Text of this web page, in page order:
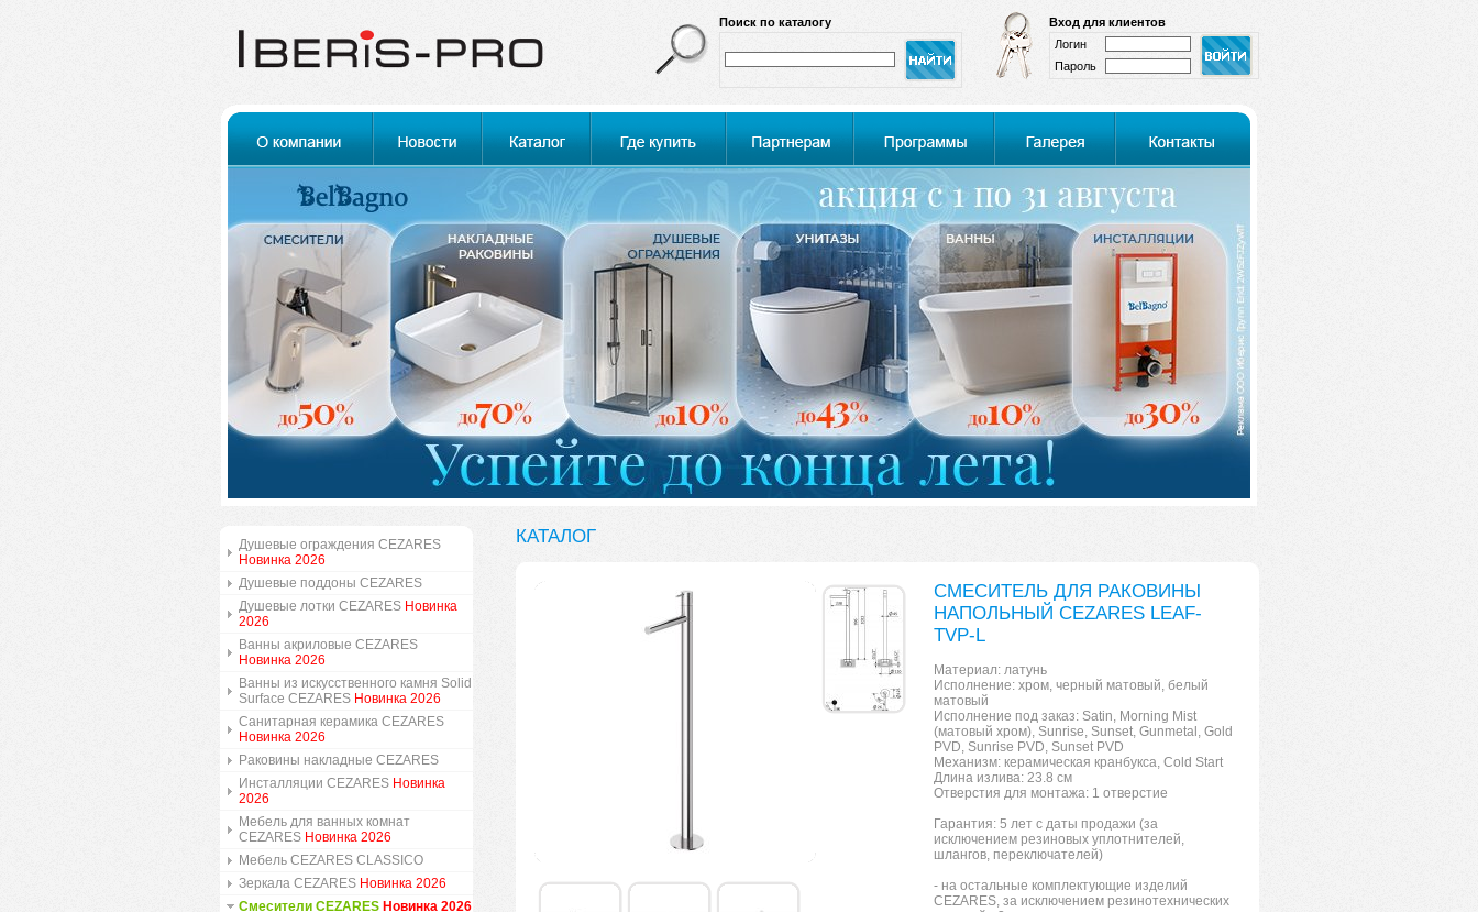
Вход для клиентов
Логин
Пароль
Поиск по каталогу
Душевые ограждения CEZARES
Новинка 2026
Душевые поддоны CEZARES
Душевые лотки CEZARES Новинка
2026
Ванны акриловые CEZARES
Новинка 2026
Ванны из искусственного камня Solid
Surface CEZARES Новинка 2026
Санитарная керамика CEZARES
Новинка 2026
Раковины накладные CEZARES
Инсталляции CEZARES Новинка
2026
Мебель для ванных комнат
CEZARES Новинка 2026
Мебель CEZARES CLASSICO
Зеркала CEZARES Новинка 2026
Смесители CEZARES Новинка 2026
КАТАЛОГ
СМЕСИТЕЛЬ ДЛЯ РАКОВИНЫ
НАПОЛЬНЫЙ CEZARES LEAF-
TVP-L
Материал: латунь
Исполнение: хром, черный матовый, белый
матовый
Исполнение под заказ: Satin, Morning Mist
(матовый хром), Sunrise, Sunset, Gunmetal, Gold
PVD, Sunrise PVD, Sunset PVD
Механизм: керамическая кранбукса, Cold Start
Длина излива: 23.8 см
Отверстия для монтажа: 1 отверстие
Гарантия: 5 лет с даты продажи (за
исключением резиновых уплотнителей,
шлангов, переключателей)
- на остальные комплектующие изделий
CEZARES, за исключением резинотехнических